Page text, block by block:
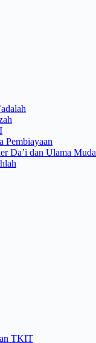
Pembiayaan
Da’i dan Ulama Muda
TKIT